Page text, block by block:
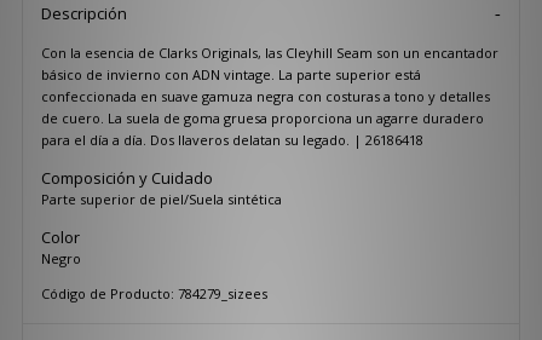
Descripción
Con la esencia de Clarks Originals, las Cleyhill Seam son un encantador
básico de invierno con ADN vintage. La parte superior está
confeccionada en suave gamuza negra con costuras a tono y detalles
de cuero. La suela de goma gruesa proporciona un agarre duradero
para el día a día. Dos llaveros delatan su legado. | 26186418
Composición y Cuidado
Parte superior de piel/Suela sintética
Color
Negro
Código de Producto: 784279_sizees